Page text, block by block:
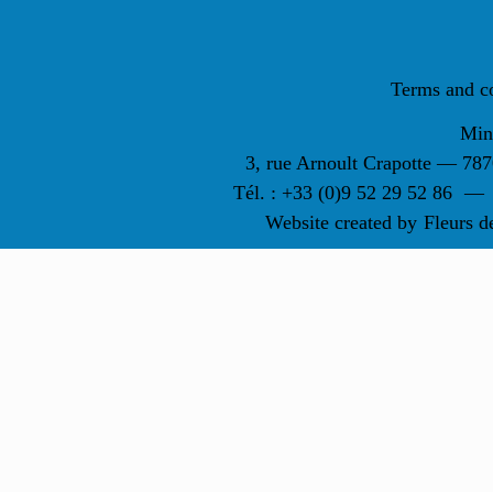
Terms and
3, rue Arnoult Crapotte —
Tél. : +33 (0)9 52 29 52 86 —
Website created by Fleurs